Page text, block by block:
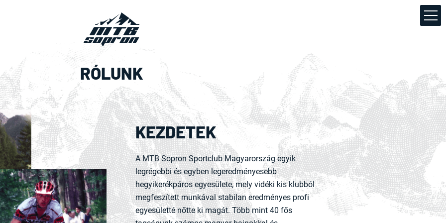
RÓLUNK
KEZDETEK
A MTB Sopron Sportclub Magyarország egyik
legrégebbi és egyben legeredményesebb
hegyikerékpáros egyesülete, mely vidéki kis klubból
megfeszített munkával stabilan eredményes profi
egyesületté nőtte ki magát. Több mint 40 fős